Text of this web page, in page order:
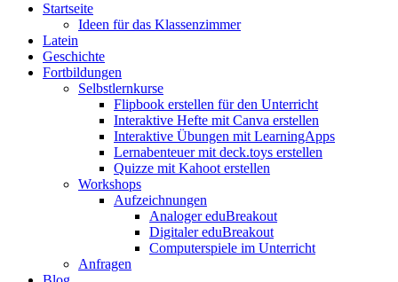
Startseite
Ideen für das Klassenzimmer
Latein
Geschichte
Fortbildungen
Selbstlernkurse
Flipbook erstellen für den Unterricht
Interaktive Hefte mit Canva erstellen
Interaktive Übungen mit LearningApps
Lernabenteuer mit deck.toys erstellen
Quizze mit Kahoot erstellen
Workshops
Aufzeichnungen
Analoger eduBreakout
Digitaler eduBreakout
Computerspiele im Unterricht
Anfragen